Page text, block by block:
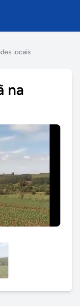
locais
na